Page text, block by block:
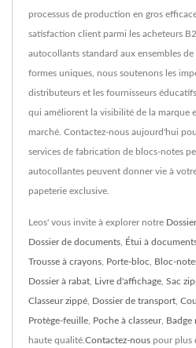
processus de production en gros
satisfaction client parmi les acheteurs
autocollants standard aux ensembles
formes uniques, nous soutenons les
distributeurs et les fournisseurs
qui améliorent la visibilité de la marque
marché. Contactez-nous aujourd'hui
services de fabrication de blocs-notes
autocollantes peuvent donner vie à
papeterie exclusive.
Leos' vous invite à explorer notre
Dossier de documents Étui à
Trousse à crayons Porte-bloc Bloc-
Dossier à rabat Livre d'affichage Sac
Classeur zippé Dossier de transport
Protège-feuille Poche à classeur, Badge
haute qualité. Contactez-nous pour plus